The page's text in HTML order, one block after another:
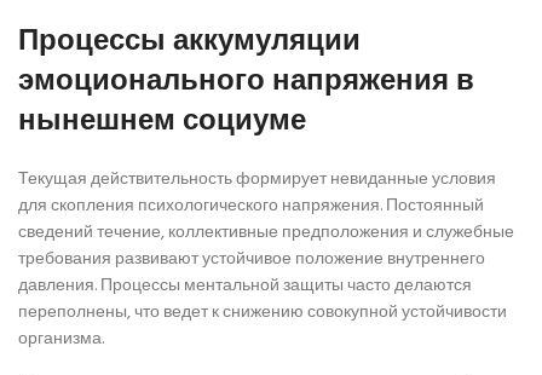
Процессы аккумуляции
эмоционального напряжения в
нынешнем социуме
Текущая действительность формирует невиданные условия
для скопления психологического напряжения. Постоянный
сведений течение, коллективные предположения и служебные
требования развивают устойчивое положение внутреннего
давления. Процессы ментальной защиты часто делаются
переполнены, что ведет к снижению совокупной устойчивости
организма.